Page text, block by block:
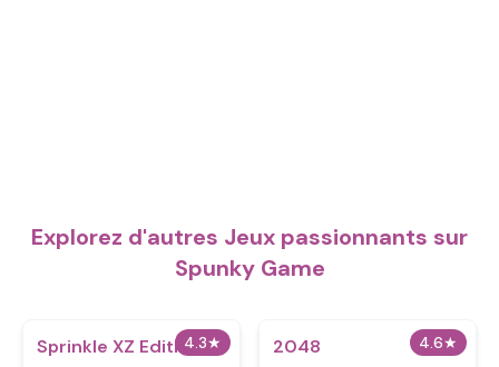
Explorez d'autres Jeux passionnants sur
Spunky Game
4.3★
Sprinkle XZ Edition 4.6★
2048